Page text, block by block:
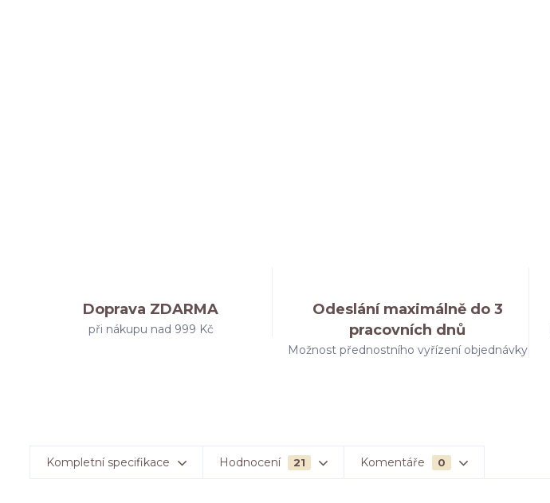
Doprava ZDARMA
při nákupu nad 999 Kč
Odeslání maximálně do 3
pracovních dnů
Možnost přednostního vyřízení objednávky
Kompletní specifikace Hodnocení 21 Komentáře 0